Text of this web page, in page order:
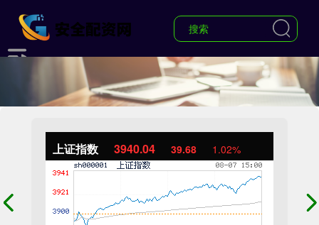
上证指数 3940.04 39.68 1.02%